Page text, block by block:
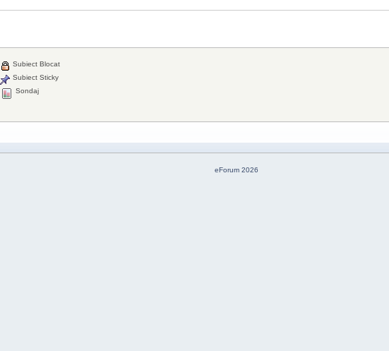
Subiect Blocat
Subiect Sticky
Sondaj
eForum 2026